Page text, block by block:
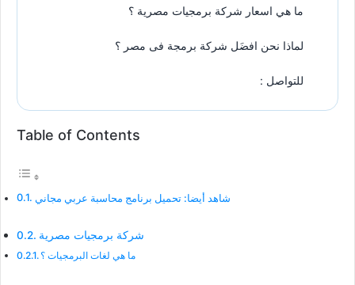
ما هي اسعار شركة برمجيات مصرية ؟
لماذا نحن افضَل شركة برمجة فى مصر ؟
للتواصل :
Table of Contents
شاهد أيضا: تحميل برنامج محاسبة عربي مجاني
شركة برمجيات مصرية
ما هي لغات البرمجيات ؟